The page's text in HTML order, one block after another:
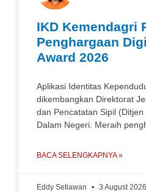
IKD Kemendagri
Penghargaan
Award 2026
Aplikasi Identitas
dikembangkan Direktorat
dan Pencatatan Sipil
Dalam Negeri. Meraih
BACA SELENGKAPNYA »
Eddy Setiawan 3 August 2026